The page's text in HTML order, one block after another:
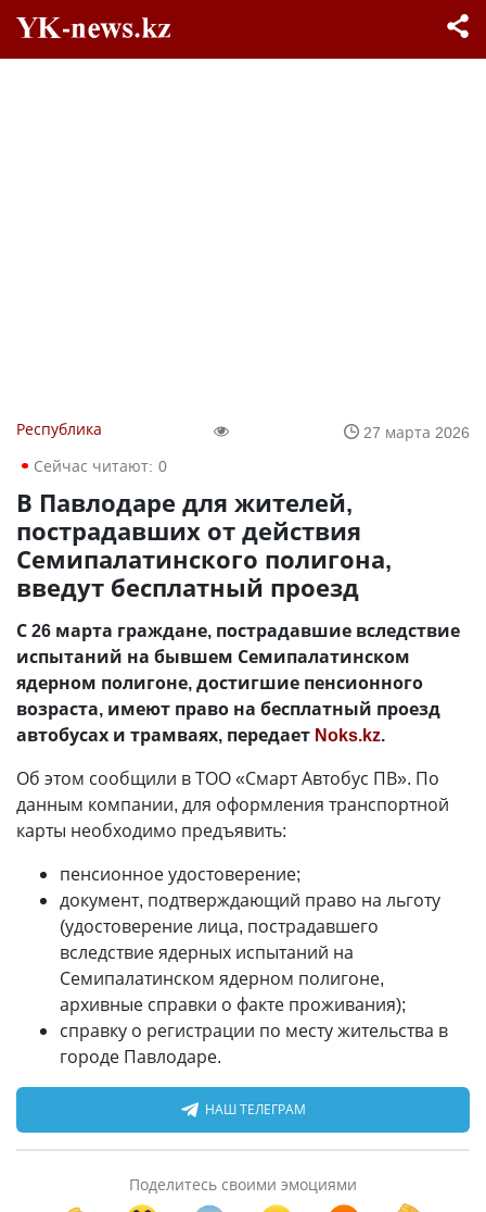
Республика
27 марта 2026
Сейчас читают: 0
В Павлодаре для жителей,
пострадавших от действия
Семипалатинского полигона,
введут бесплатный проезд
С 26 марта граждане, пострадавшие вследствие
испытаний на бывшем Семипалатинском
ядерном полигоне, достигшие пенсионного
возраста, имеют право на бесплатный проезд
автобусах и трамваях, передает Noks.kz.
Об этом сообщили в ТОО «Смарт Автобус ПВ». По
данным компании, для оформления транспортной
карты необходимо предъявить:
пенсионное удостоверение;
документ, подтверждающий право на льготу
(удостоверение лица, пострадавшего
вследствие ядерных испытаний на
Семипалатинском ядерном полигоне,
архивные справки о факте проживания);
справку о регистрации по месту жительства в
городе Павлодаре.
НАШ ТЕЛЕГРАМ
Поделитесь своими эмоциями